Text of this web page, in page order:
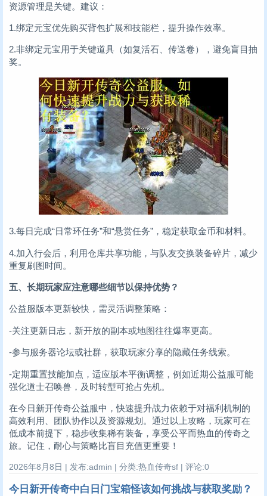
资源管理是关键。建议：
1.绑定元宝优先购买背包扩展和技能栏，提升操作效率。
2.非绑定元宝用于关键道具（如复活石、传送卷），避免盲目抽
奖。
3.每日完成“日常环任务”和“悬赏任务”，稳定获取金币和材料。
4.加入行会后，利用仓库共享功能，与队友交换装备碎片，减少
重复刷图时间。
五、长期玩家应注意哪些细节以保持优势？
公益服版本更新较快，需灵活调整策略：
-关注更新日志，新开放的副本或地图往往爆率更高。
-参与服务器论坛或社群，获取玩家分享的隐藏任务线索。
-定期重置技能加点，适应版本平衡调整，例如近期公益服可能
强化道士召唤兽，及时转型可抢占先机。
在今日新开传奇公益服中，快速提升战力依赖于对福利机制的
高效利用、团队协作以及资源规划。通过以上攻略，玩家可在
低成本前提下，稳步收集稀有装备，享受公平而热血的传奇之
旅。记住，耐心与策略比盲目充值更重要！
2026年8月8日 | 发布:admin | 分类:热血传奇sf | 评论:0
今日新开传奇中白日门宝箱怪该如何挑战与获取奖励？